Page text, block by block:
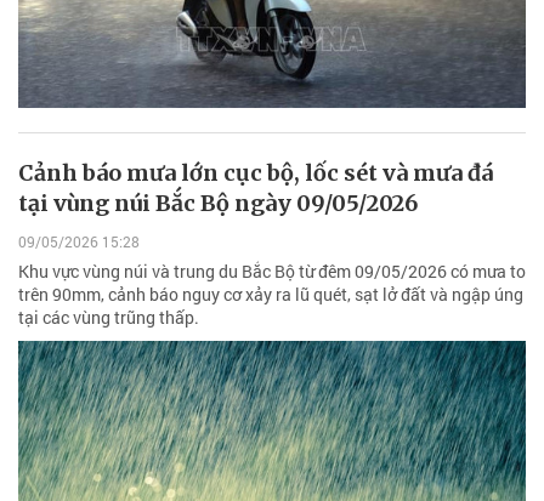
Cảnh báo mưa lớn cục bộ, lốc sét và mưa đá
tại vùng núi Bắc Bộ ngày 09/05/2026
09/05/2026 15:28
Khu vực vùng núi và trung du Bắc Bộ từ đêm 09/05/2026 có mưa to
trên 90mm, cảnh báo nguy cơ xảy ra lũ quét, sạt lở đất và ngập úng
tại các vùng trũng thấp.